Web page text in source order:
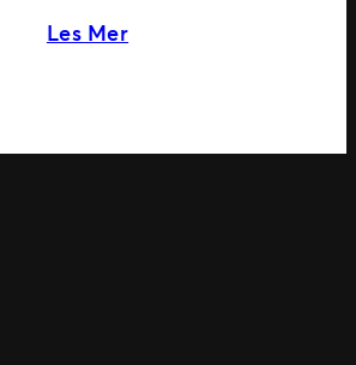
Les Merabout Er du vår nye